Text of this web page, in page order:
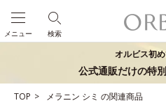
検索
メニュー
オルビス初
公式通販だけの特
TOP メラニン シミ の関連商品